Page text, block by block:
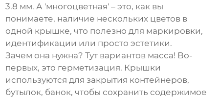
3.8 мм. А 'многоцветная' – это, как вы
понимаете, наличие нескольких цветов в
одной крышке, что полезно для маркировки,
идентификации или просто эстетики.
Зачем она нужна? Тут вариантов масса! Во-
первых, это герметизация. Крышки
используются для закрытия контейнеров,
бутылок, банок, чтобы сохранить содержимое